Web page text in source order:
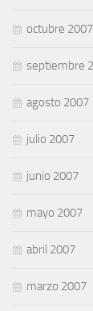
octubre 2007
septiembre
agosto 2007
julio 2007
junio 2007
mayo 2007
abril 2007
marzo 2007